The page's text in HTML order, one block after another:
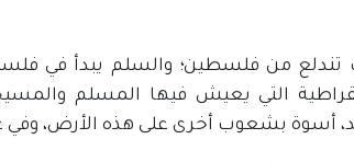
تندلع من فلسطين؛ والسلم يبدأ في
التي يعيش فيها المسلم
أسوة بشعوب أخرى على هذه الأرض، وفي